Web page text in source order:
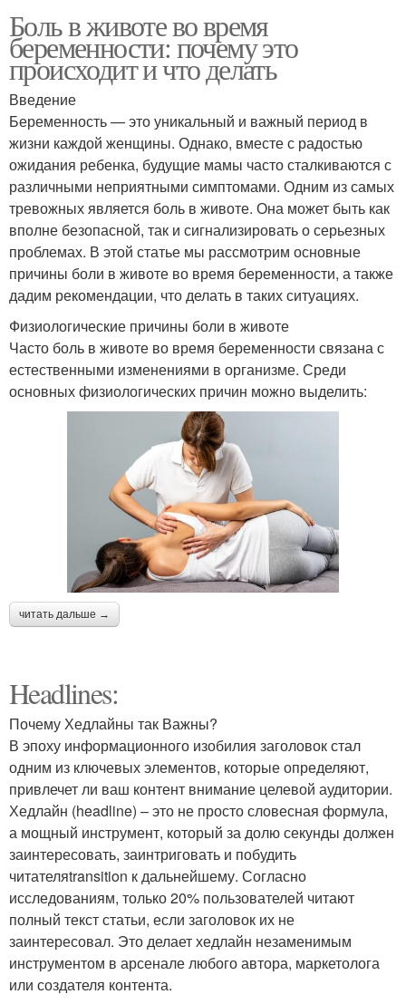
Боль в животе во время
беременности: почему это
происходит и что делать
Введение
Беременность — это уникальный и важный период в
жизни каждой женщины. Однако, вместе с радостью
ожидания ребенка, будущие мамы часто сталкиваются с
различными неприятными симптомами. Одним из самых
тревожных является боль в животе. Она может быть как
вполне безопасной, так и сигнализировать о серьезных
проблемах. В этой статье мы рассмотрим основные
причины боли в животе во время беременности, а также
дадим рекомендации, что делать в таких ситуациях.
Физиологические причины боли в животе
Часто боль в животе во время беременности связана с
естественными изменениями в организме. Среди
основных физиологических причин можно выделить:
читать дальше →
Headlines:
Почему Хедлайны так Важны?
В эпоху информационного изобилия заголовок стал
одним из ключевых элементов, которые определяют,
привлечет ли ваш контент внимание целевой аудитории.
Хедлайн (headline) – это не просто словесная формула,
а мощный инструмент, который за долю секунды должен
заинтересовать, заинтриговать и побудить
читателяtransition к дальнейшему. Согласно
исследованиям, только 20% пользователей читают
полный текст статьи, если заголовок их не
заинтересовал. Это делает хедлайн незаменимым
инструментом в арсенале любого автора, маркетолога
или создателя контента.